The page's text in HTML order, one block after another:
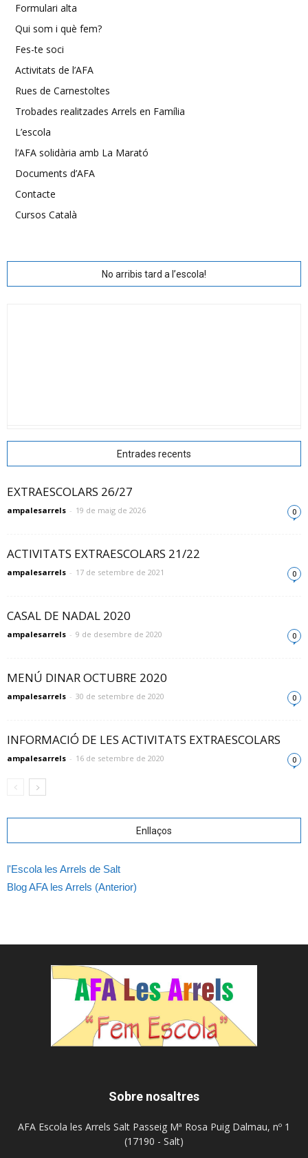
Formulari alta
Qui som i què fem?
Fes-te soci
Activitats de l’AFA
Rues de Carnestoltes
Trobades realitzades Arrels en Família
L’escola
l’AFA solidària amb La Marató
Documents d’AFA
Contacte
Cursos Català
No arribis tard a l’escola!
Entrades recents
EXTRAESCOLARS 26/27
ampalesarrels - 19 de maig de 2026 0
ACTIVITATS EXTRAESCOLARS 21/22
ampalesarrels - 17 de setembre de 2021 0
CASAL DE NADAL 2020
ampalesarrels - 9 de desembre de 2020 0
MENÚ DINAR OCTUBRE 2020
ampalesarrels - 30 de setembre de 2020 0
INFORMACIÓ DE LES ACTIVITATS EXTRAESCOLARS
ampalesarrels - 16 de setembre de 2020 0
Enllaços
l'Escola les Arrels de Salt
Blog AFA les Arrels (Anterior)
Sobre nosaltres
AFA Escola les Arrels Salt Passeig Mª Rosa Puig Dalmau, nº 1
(17190 - Salt)